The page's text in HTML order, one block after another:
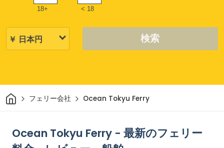
18+ < 18
検索
家 フェリー会社 Ocean Tokyu Ferry
Ocean Tokyu Ferry - 最新のフェリー